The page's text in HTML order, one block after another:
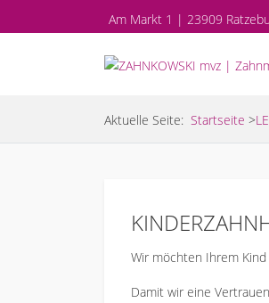
Am Markt 1 | 23909
Aktuelle Seite: Startseite >
Wir möchten Ihrem
Damit wir eine